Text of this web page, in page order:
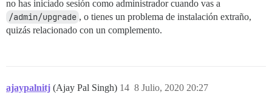
no has iniciado sesión como administrador cuando vas a
/admin/upgrade , o tienes un problema de instalación extraño,
quizás relacionado con un complemento.
ajaypalnitj (Ajay Pal Singh) 8 Julio, 2020 20:27
14